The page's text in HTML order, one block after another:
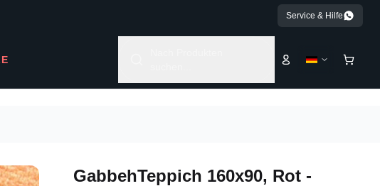
Service & Hilfe
GabbehTeppich 160x90, Rot -